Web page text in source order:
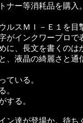
ー等消耗品を購入。
スＭＩ－Ｅ１を
インクワープロ
、長文を書くの
液晶の綺麗さと通
ている。
。
する。
ン達が登場か。待